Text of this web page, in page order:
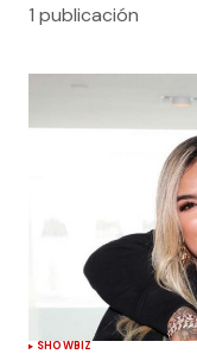
1 publicación
SHOWBIZ